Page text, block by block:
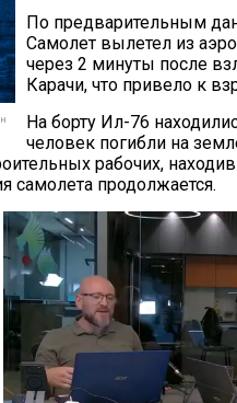
По предварительным
Самолет вылетел из
через 2 минуты после
Карачи, что привело к
На борту Ил-76
человек погибли на
рабочих,
самолета продолжается.